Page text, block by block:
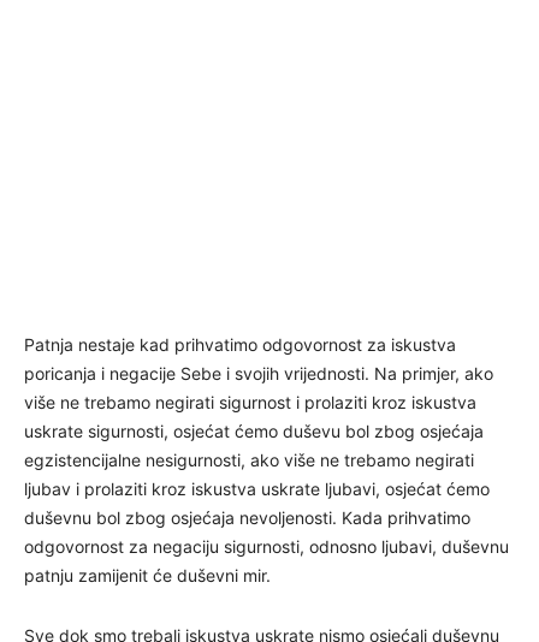
Patnja nestaje kad prihvatimo odgovornost za iskustva
poricanja i negacije Sebe i svojih vrijednosti. Na primjer, ako
više ne trebamo negirati sigurnost i prolaziti kroz iskustva
uskrate sigurnosti, osjećat ćemo duševu bol zbog osjećaja
egzistencijalne nesigurnosti, ako više ne trebamo negirati
ljubav i prolaziti kroz iskustva uskrate ljubavi, osjećat ćemo
duševnu bol zbog osjećaja nevoljenosti. Kada prihvatimo
odgovornost za negaciju sigurnosti, odnosno ljubavi, duševnu
patnju zamijenit će duševni mir.
Sve dok smo trebali iskustva uskrate nismo osjećali duševnu